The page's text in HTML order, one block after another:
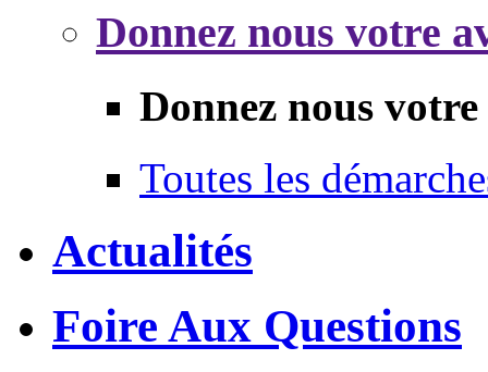
Donnez nous votre
Donnez nous
Toutes les
Actualités
Foire Aux Questions